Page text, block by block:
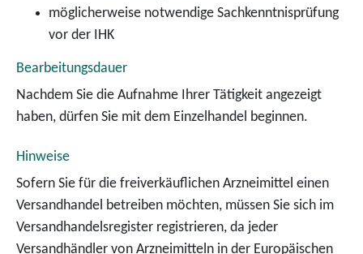
möglicherweise notwendige Sachkenntnisprüfung
vor der IHK
Bearbeitungsdauer
Nachdem Sie die Aufnahme Ihrer Tätigkeit angezeigt
haben, dürfen Sie mit dem Einzelhandel beginnen.
Hinweise
Sofern Sie für die freiverkäuflichen Arzneimittel einen
Versandhandel betreiben möchten, müssen Sie sich im
Versandhandelsregister registrieren, da jeder
Versandhändler von Arzneimitteln in der Europäischen